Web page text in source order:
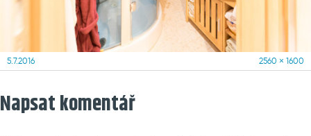
Posted
5.7.2016
Full
2560 × 1600
Napsat komentář